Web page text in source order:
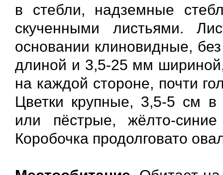
в стебли, надземные
скученными листьями.
основании клиновидные,
длиной и 3,5-25 мм
на каждой стороне, почти
Цветки крупные, 3,5-5 см
или пёстрые, жёлто-
Коробочка продолговато